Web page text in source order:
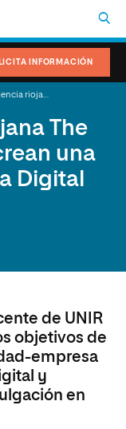
INFORMACIÓN
The
una
Digital
de UNIR
objetivos de
empresa
y
en